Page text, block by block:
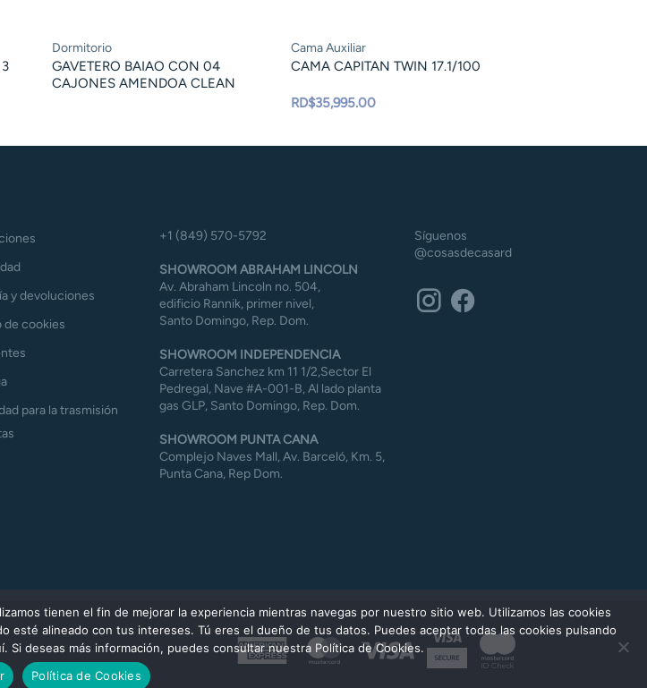
Dormitorio
GAVETERO BAIAO CON 04
CAJONES AMENDOA CLEAN
Cama Auxiliar
CAMA CAPITAN TWIN 17.1/100
RD$35,995.00
y devoluciones
de cookies
para la trasmisión
+1 (849) 570-5792
SHOWROOM ABRAHAM LINCOLN
Av. Abraham Lincoln no. 504,
edificio Rannik, primer nivel,
Santo Domingo, Rep. Dom.
SHOWROOM INDEPENDENCIA
Carretera Sanchez km 11 1/2,Sector El
Pedregal, Nave #A-001-B, Al lado planta
gas GLP, Santo Domingo, Rep. Dom.
SHOWROOM PUNTA CANA
Complejo Naves Mall, Av. Barceló, Km. 5,
Punta Cana, Rep Dom.
Síguenos
@cosasdecasard
American
Express
MasterCardVisa
tienen el fin de mejorar la experiencia mientras navegas por nuestro sitio web. Utilizamos las cookies
alineado con tus intereses. Tú eres el dueño de tus datos. Puedes aceptar todas las cookies pulsando
Si deseas más información, puedes consultar nuestra Política de Cookies.
Política de Cookies